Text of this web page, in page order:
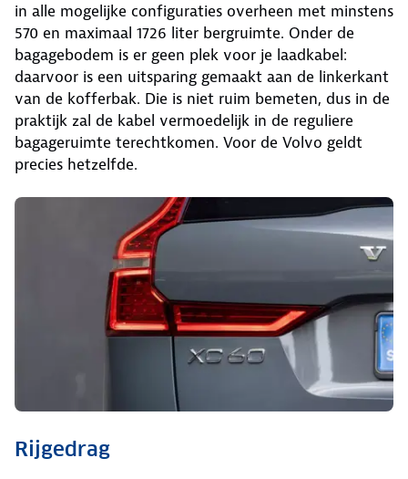
in alle mogelijke configuraties overheen met minstens
570 en maximaal 1726 liter bergruimte. Onder de
bagagebodem is er geen plek voor je laadkabel:
daarvoor is een uitsparing gemaakt aan de linkerkant
van de kofferbak. Die is niet ruim bemeten, dus in de
praktijk zal de kabel vermoedelijk in de reguliere
bagageruimte terechtkomen. Voor de Volvo geldt
precies hetzelfde.
Rijgedrag